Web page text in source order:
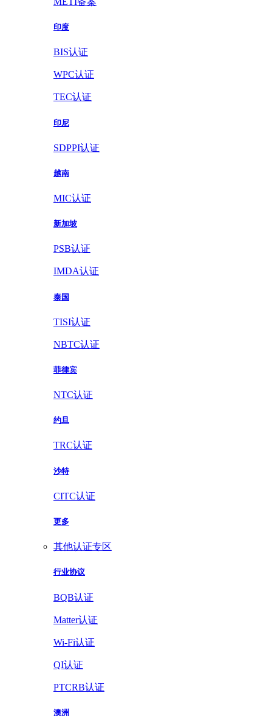
印度
BIS认证
WPC认证
TEC认证
印尼
SDPPI认证
越南
MIC认证
新加坡
PSB认证
IMDA认证
泰国
TISI认证
NBTC认证
菲律宾
NTC认证
约旦
TRC认证
沙特
CITC认证
更多
其他认证专区
行业协议
BQB认证
Matter认证
Wi-Fi认证
QI认证
PTCRB认证
澳洲